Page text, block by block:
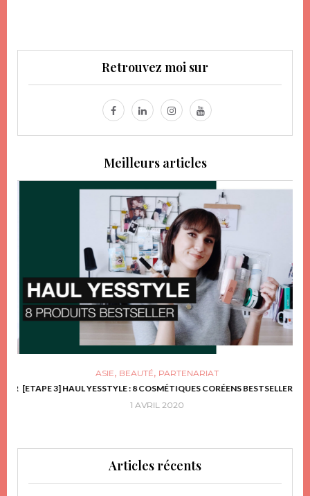
Retrouvez moi sur
Meilleurs articles
ASIE, BEAUTÉ, PARTENARIAT
[ETAPE 3] HAUL YESSTYLE : 8 COSMÉTIQUES CORÉENS BESTSELLER
1 AVRIL 2020
Articles récents